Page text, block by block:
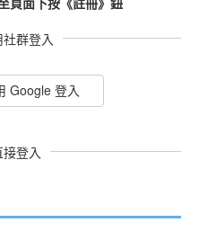
群登入
Google 登入
接登入